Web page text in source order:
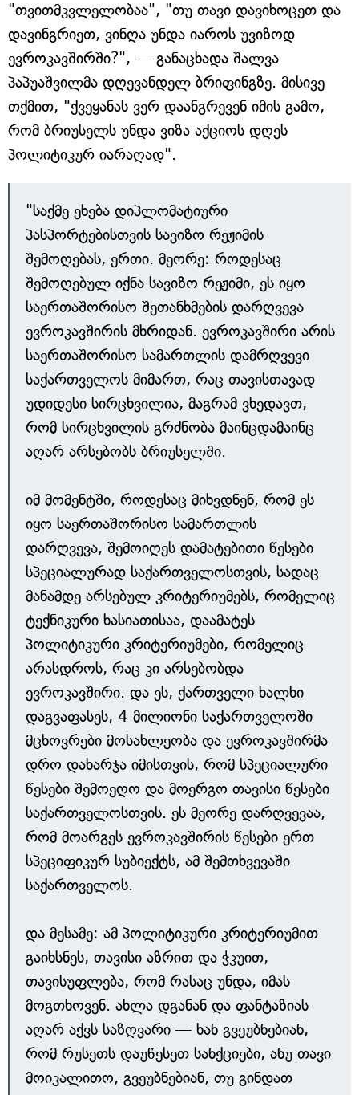
"თვითმკვლელობაა", "თუ თავი დავიხოცეთ და
დავინგრიეთ, ვინღა უნდა იაროს უვიზოდ
ევროკავშირში?", — განაცხადა შალვა
პაპუაშვილმა დღევანდელ ბრიფინგზე. მისივე
თქმით, "ქვეყანას ვერ დაანგრევენ იმის გამო,
რომ ბრიუსელს უნდა ვიზა აქციოს დღეს
პოლიტიკურ იარაღად".
"საქმე ეხება დიპლომატიური
პასპორტებისთვის სავიზო რეჟიმის
შემოღებას, ერთი. მეორე: როდესაც
შემოღებულ იქნა სავიზო რეჟიმი, ეს იყო
საერთაშორისო შეთანხმების დარღვევა
ევროკავშირის მხრიდან. ევროკავშირი არის
საერთაშორისო სამართლის დამრღვევი
საქართველოს მიმართ, რაც თავისთავად
უდიდესი სირცხვილია, მაგრამ ვხედავთ,
რომ სირცხვილის გრძნობა მაინცდამაინც
აღარ არსებობს ბრიუსელში.
იმ მომენტში, როდესაც მიხვდნენ, რომ ეს
იყო საერთაშორისო სამართლის
დარღვევა, შემოიღეს დამატებითი წესები
სპეციალურად საქართველოსთვის, სადაც
მანამდე არსებულ კრიტერიუმებს, რომელიც
ტექნიკური ხასიათისაა, დაამატეს
პოლიტიკური კრიტერიუმები, რომელიც
არასდროს, რაც კი არსებობდა
ევროკავშირი. და ეს, ქართველი ხალხი
დაგვაფასეს, 4 მილიონი საქართველოში
მცხოვრები მოსახლეობა და ევროკავშირმა
დრო დახარჯა იმისთვის, რომ სპეციალური
წესები შემოეღო და მოერგო თავისი წესები
საქართველოსთვის. ეს მეორე დარღვევაა,
რომ მოარგეს ევროკავშირის წესები ერთ
სპეციფიკურ სუბიექტს, ამ შემთხვევაში
საქართველოს.
და მესამე: ამ პოლიტიკური კრიტერიუმით
გაიხსნეს, თავისი აზრით და ჭკუით,
თავისუფლება, რომ რასაც უნდა, იმას
მოგთხოვენ. ახლა დგანან და ფანტაზიას
აღარ აქვს საზღვარი — ხან გვეუბნებიან,
რომ რუსეთს დაუწესეთ სანქციები, ანუ თავი
მოიკალითო, გვეუბნებიან, თუ გინდათ